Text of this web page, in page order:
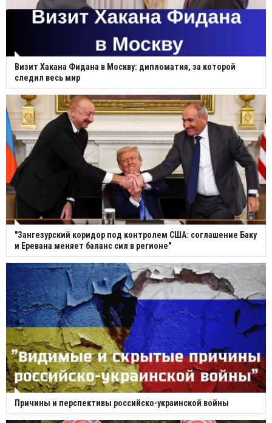
Визит Хакана Фидана в Москву: дипломатия, за которой
следил весь мир
"Зангезурский коридор под контролем США: соглашение Баку
и Еревана меняет баланс сил в регионе"
Причины и перспективы российско-украинской войны